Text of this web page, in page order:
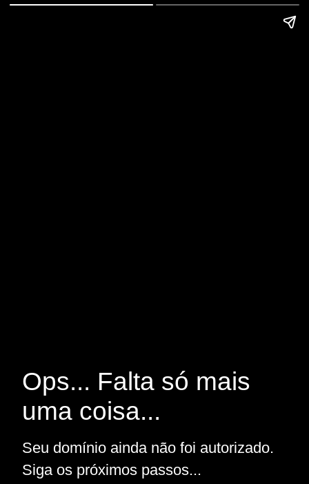
Ops... Falta só mais
uma coisa...
Seu domínio ainda não foi autorizado.
Siga os próximos passos...